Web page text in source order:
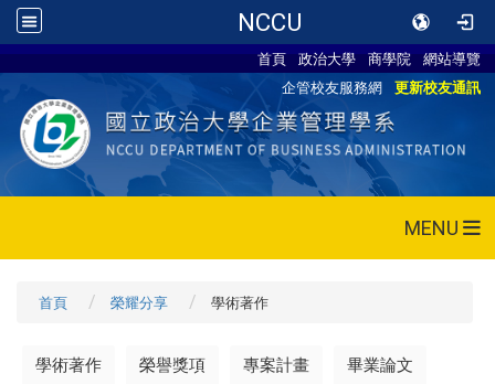
NCCU
首頁 政治大學 商學院
網站導覽
企管校友服務網
更新校友通訊
MENU
首頁 榮耀分享 學術著作
學術著作 榮譽獎項 專案計畫 畢業論文